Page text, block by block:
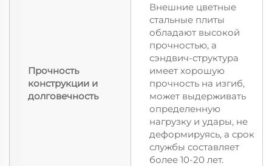
Прочность
конструкции и
долговечность
Внешние цветные
стальные плиты
обладают высокой
прочностью, а
сэндвич-структура
имеет хорошую
прочность на изгиб,
может выдерживать
определенную
нагрузку и удары, не
деформируясь, а срок
службы составляет
более 10-20 лет.